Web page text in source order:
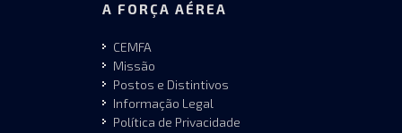
A FORÇA AÉREA
CEMFA
Missão
Postos e Distintivos
Informação Legal
Política de Privacidade